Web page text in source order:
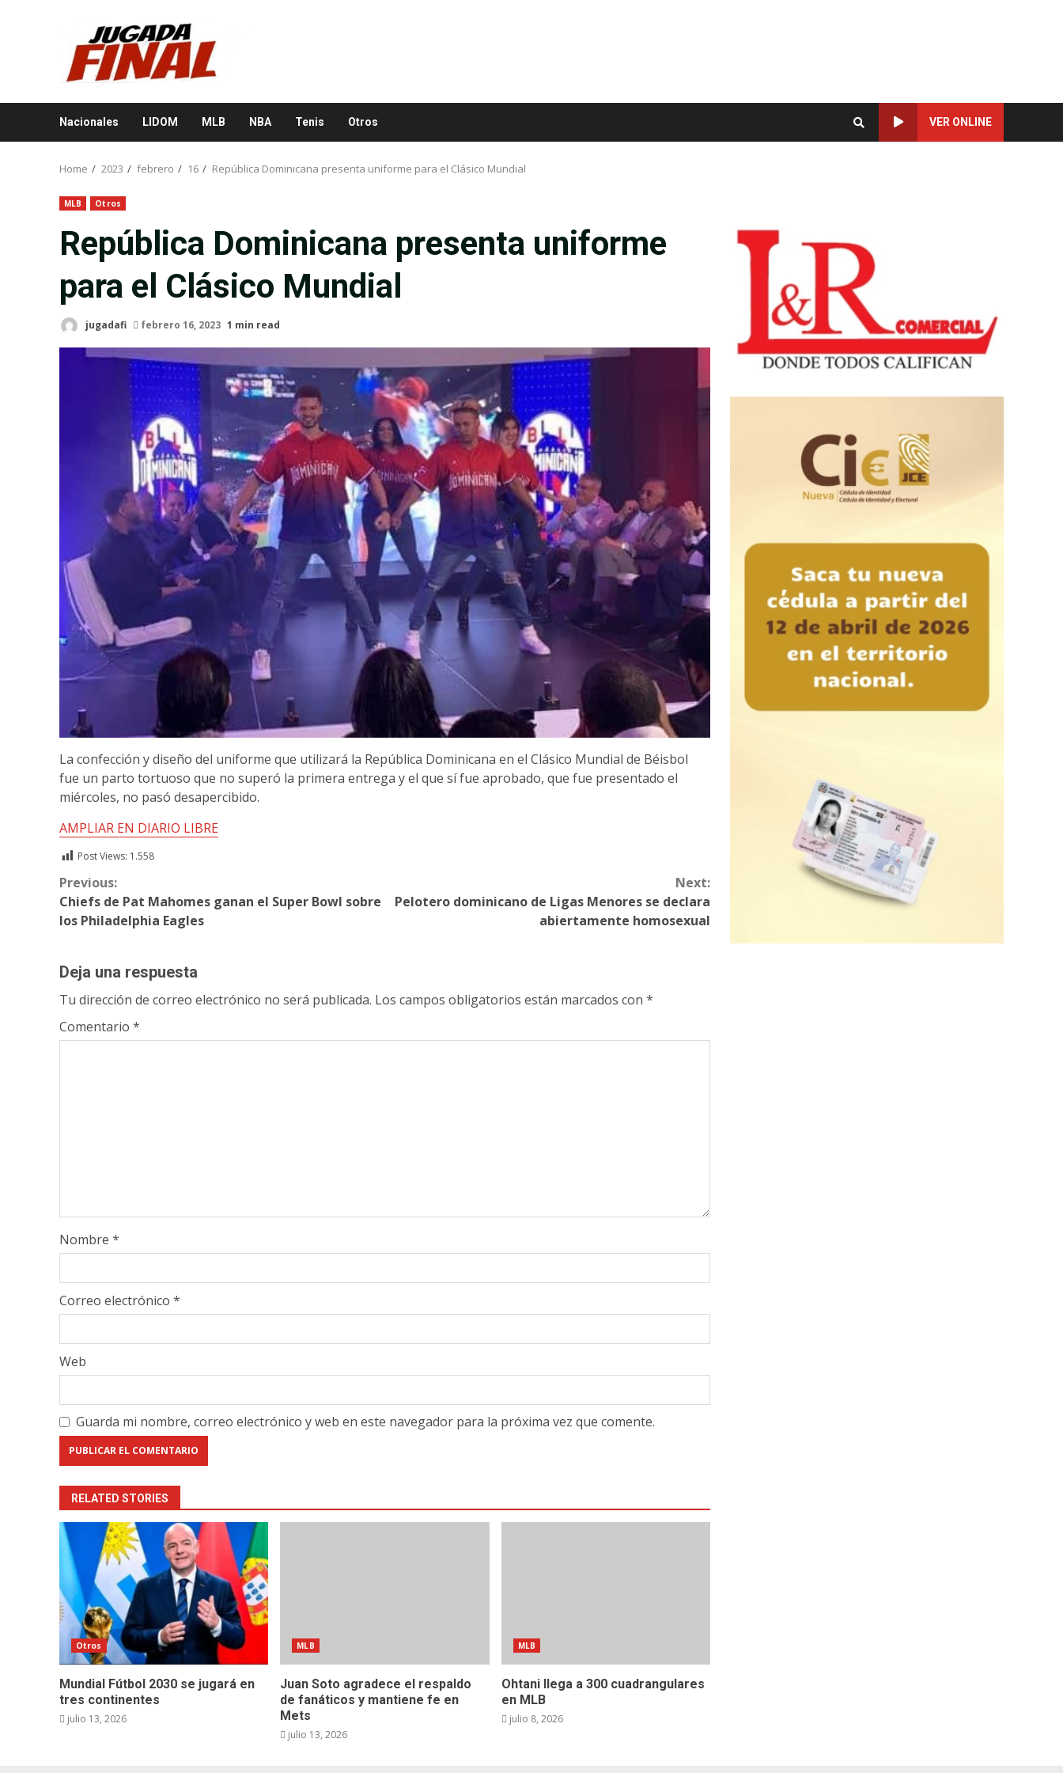
Nacionales LIDOM MLB NBA Tenis Otros VER ONLINE
Home 2023 febrero 16 República Dominicana presenta uniforme para el Clásico Mundial
MLB Otros
República Dominicana presenta uniforme
para el Clásico Mundial
jugadafi febrero 16, 2023 1 min read
La confección y diseño del uniforme que utilizará la República Dominicana en el Clásico Mundial de Béisbol
fue un parto tortuoso que no superó la primera entrega y el que sí fue aprobado, que fue presentado el
miércoles, no pasó desapercibido.
AMPLIAR EN DIARIO LIBRE
Post Views: 1.558
Continue
Reading
Previous:
Chiefs de Pat Mahomes ganan el Super Bowl sobre
los Philadelphia Eagles
Next:
Pelotero dominicano de Ligas Menores se declara
abiertamente homosexual
Deja una respuesta
Tu dirección de correo electrónico no será publicada. Los campos obligatorios están marcados con *
Comentario *
Nombre *
Correo electrónico *
Web
Guarda mi nombre, correo electrónico y web en este navegador para la próxima vez que comente.
RELATED STORIES
Otros
Mundial Fútbol 2030 se jugará en
tres continentes
julio 13, 2026
MLB
Juan Soto agradece el respaldo
de fanáticos y mantiene fe en
Mets
julio 13, 2026
MLB
Ohtani llega a 300 cuadrangulares
en MLB
julio 8, 2026